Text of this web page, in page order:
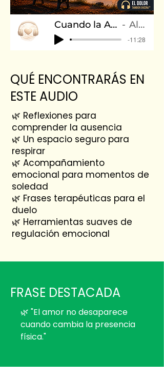
Cuando la Ausencia se Vuelve Silenciosa Audio 2 Alejandro Yrazábal
-11:28
QUÉ ENCONTRARÁS EN
ESTE AUDIO
🌿 Reflexiones para
comprender la ausencia
🌿 Un espacio seguro para
respirar
🌿 Acompañamiento
emocional para momentos de
soledad
🌿 Frases terapéuticas para el
duelo
🌿 Herramientas suaves de
regulación emocional
FRASE DESTACADA
🌿 "El amor no desaparece
cuando cambia la presencia
física."